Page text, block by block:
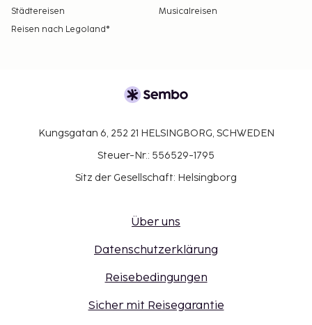
Städtereisen
Musicalreisen
Reisen nach Legoland®
Kungsgatan 6, 252 21 HELSINGBORG, SCHWEDEN
Steuer-Nr.: 556529-1795
Sitz der Gesellschaft: Helsingborg
Über uns
Datenschutzerklärung
Reisebedingungen
Sicher mit Reisegarantie